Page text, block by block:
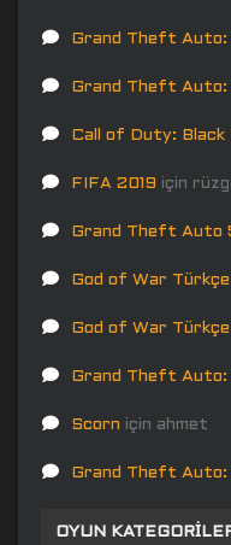
Grand Theft Auto:
Grand Theft Auto:
Call of Duty: Black
FIFA 2019 için
Grand Theft Auto
God of War Türkçe
God of War Türkçe
Grand Theft Auto:
Scorn için ahmet
Grand Theft Auto:
OYUN